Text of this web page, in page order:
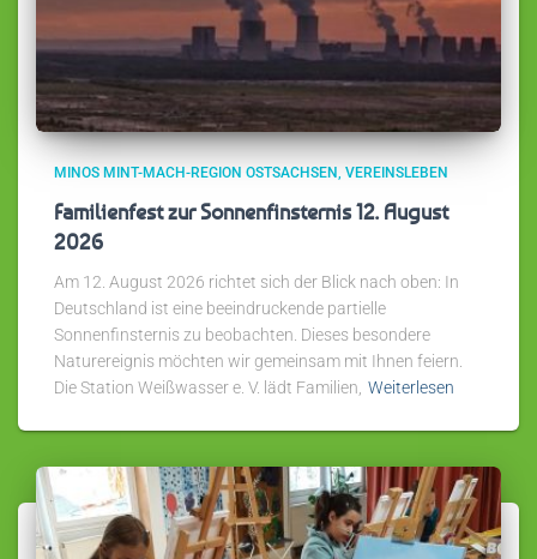
MINOS MINT-MACH-REGION OSTSACHSEN VEREINSLEBEN
Familienfest zur Sonnenfinsternis 12. August
2026
Am 12. August 2026 richtet sich der Blick nach oben: In
Deutschland ist eine beeindruckende partielle
Sonnenfinsternis zu beobachten. Dieses besondere
Naturereignis möchten wir gemeinsam mit Ihnen feiern.
Die Station Weißwasser e. V. lädt Familien, Weiterlesen